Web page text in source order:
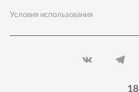
Условия использования
18